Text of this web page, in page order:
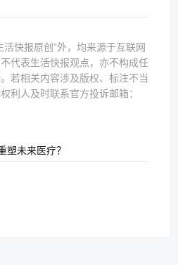
快报原创”外，均来源于互联网
代表生活快报观点，亦不构成任
若相关内容涉及版权、标注不当
利人及时联系官方投诉邮箱：
塑未来医疗？